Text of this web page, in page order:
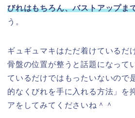
びれはもちろん、バストアップま
う。
ギュギュマキはただ着けているだ
骨盤の位置が整うと話題になって
ているだけではもったいないので
的なくびれを手に入れる方法」を
アをしてみてくださいね＾＾